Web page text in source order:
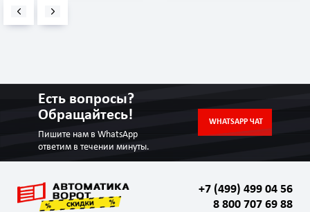
Есть вопросы?
Обращайтесь!
Пишите нам в WhatsApp
ответим в течении минуты.
WHATSAPP ЧАТ
+7 (499) 499 04 56
8 800 707 69 88